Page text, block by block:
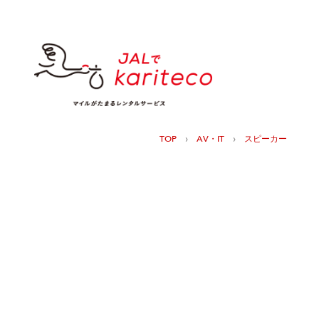
TOP › AV・IT › スピーカー